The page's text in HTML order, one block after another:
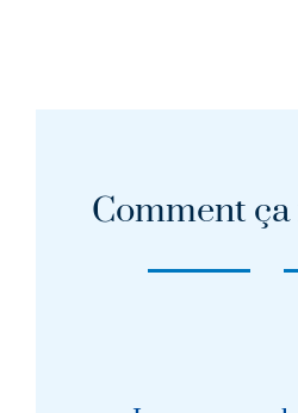
Comment